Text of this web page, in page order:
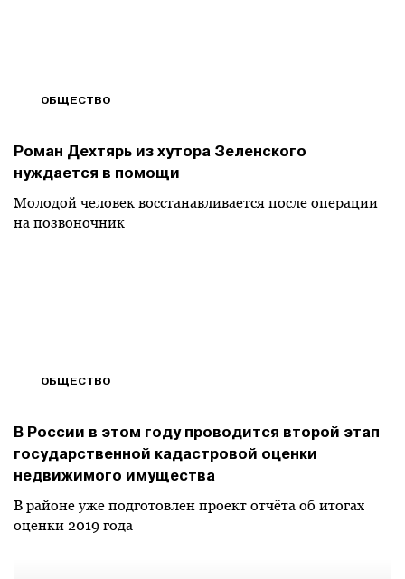
ОБЩЕСТВО
Роман Дехтярь из хутора Зеленского
нуждается в помощи
Молодой человек восстанавливается после операции
на позвоночник
ОБЩЕСТВО
В России в этом году проводится второй этап
государственной кадастровой оценки
недвижимого имущества
В районе уже подготовлен проект отчёта об итогах
оценки 2019 года